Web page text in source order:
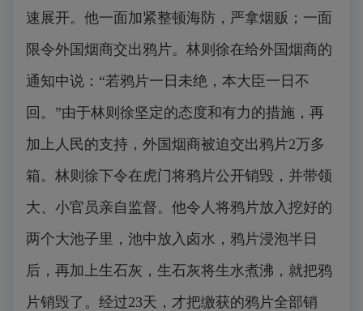
速展开。他一面加紧整顿海防，严拿烟贩；一面
限令外国烟商交出鸦片。林则徐在给外国烟商的
通知中说：“若鸦片一日未绝，本大臣一日不
回。”由于林则徐坚定的态度和有力的措施，再
加上人民的支持，外国烟商被迫交出鸦片2万多
箱。林则徐下令在虎门将鸦片公开销毁，并带领
大、小官员亲自监督。他令人将鸦片放入挖好的
两个大池子里，池中放入卤水，鸦片浸泡半日
后，再加上生石灰，生石灰将生水煮沸，就把鸦
片销毁了。经过23天，才把缴获的鸦片全部销